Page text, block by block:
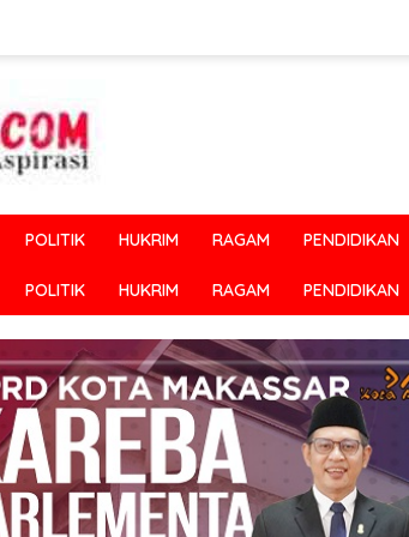
POLITIK HUKRIM RAGAM PENDIDIKAN
POLITIK HUKRIM RAGAM PENDIDIKAN